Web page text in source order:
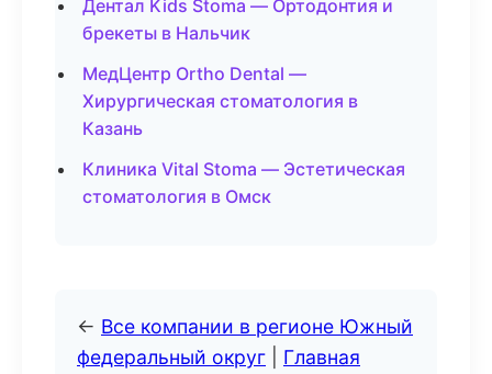
Дентал Kids Stoma — Ортодонтия и
брекеты в Нальчик
МедЦентр Ortho Dental —
Хирургическая стоматология в
Казань
Клиника Vital Stoma — Эстетическая
стоматология в Омск
← Все компании в регионе Южный
федеральный округ
Главная